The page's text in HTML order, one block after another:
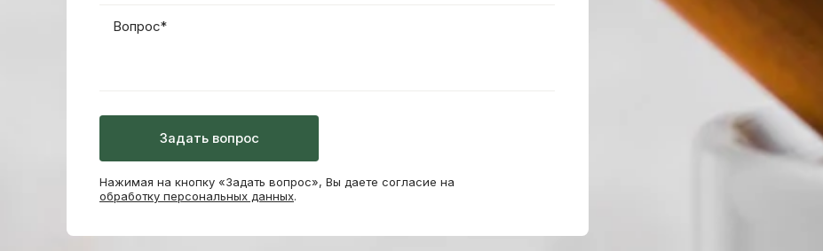
Нажимая на кнопку «Задать вопрос», Вы даете согласие на
обработку персональных данных.